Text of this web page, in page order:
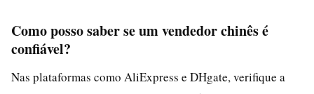
Como posso saber se um vendedor chinês é
confiável?
Nas plataformas como AliExpress e DHgate, verifique a